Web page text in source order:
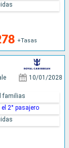
+Tasas
10/01/2028
familias
el 2° pasajero